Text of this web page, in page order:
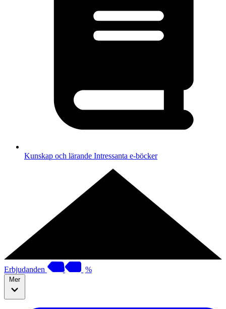
Kunskap och lärande Intressanta e-böcker
Erbjudanden %
Mer